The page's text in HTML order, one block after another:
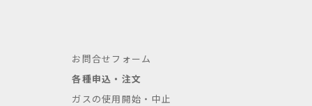
お問合せフォーム
各種申込・注文
ガスの使用開始・中止